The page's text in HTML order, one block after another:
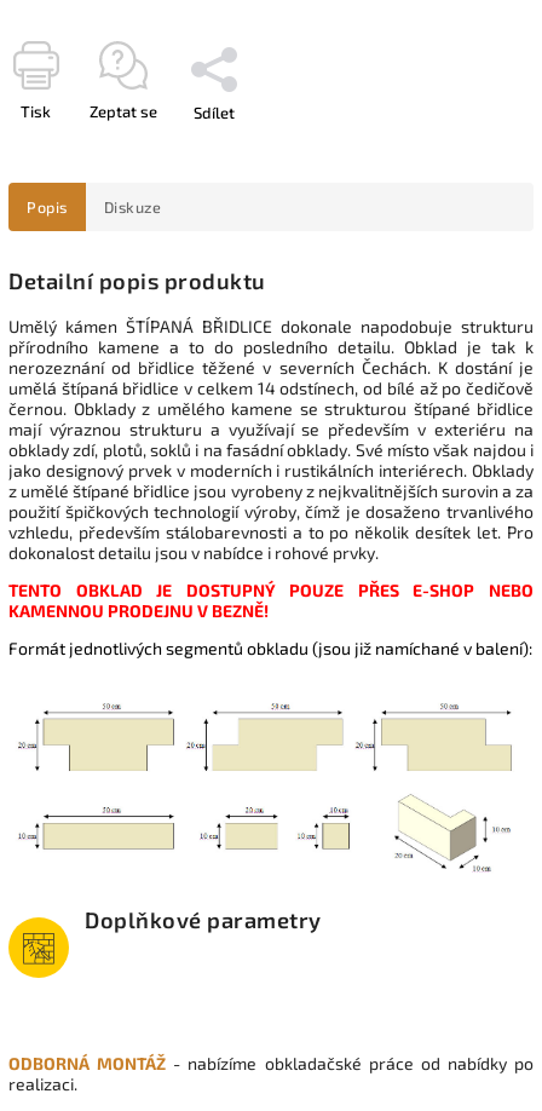
Tisk Zeptat se Sdílet
Popis Diskuze
Detailní popis produktu
Umělý kámen ŠTÍPANÁ BŘIDLICE dokonale napodobuje strukturu
přírodního kamene a to do posledního detailu. Obklad je tak k
nerozeznání od břidlice těžené v severních Čechách. K dostání je
umělá štípaná břidlice v celkem 14 odstínech, od bílé až po čedičově
černou. Obklady z umělého kamene se strukturou štípané břidlice
mají výraznou strukturu a využívají se především v exteriéru na
obklady zdí, plotů, soklů i na fasádní obklady. Své místo však najdou i
jako designový prvek v moderních i rustikálních interiérech. Obklady
z umělé štípané břidlice jsou vyrobeny z nejkvalitnějších surovin a za
použití špičkových technologií výroby, čímž je dosaženo trvanlivého
vzhledu, především stálobarevnosti a to po několik desítek let. Pro
dokonalost detailu jsou v nabídce i rohové prvky.
TENTO OBKLAD JE DOSTUPNÝ POUZE PŘES E-SHOP NEBO
KAMENNOU PRODEJNU V BEZNĚ!
Formát jednotlivých segmentů obkladu (jsou již namíchané v balení):
ODBORNÁ MONTÁŽ - nabízíme obkladačské práce od nabídky po
realizaci.
Doplňkové parametry